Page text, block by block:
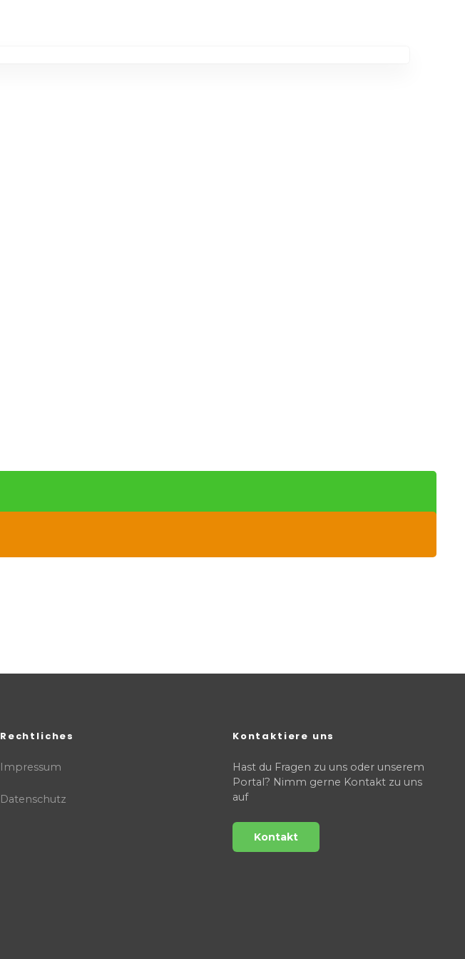
Rechtliches
Impressum
Datenschutz
Kontaktiere uns
Hast du Fragen zu uns oder unserem
Portal? Nimm gerne Kontakt zu uns
auf
Kontakt